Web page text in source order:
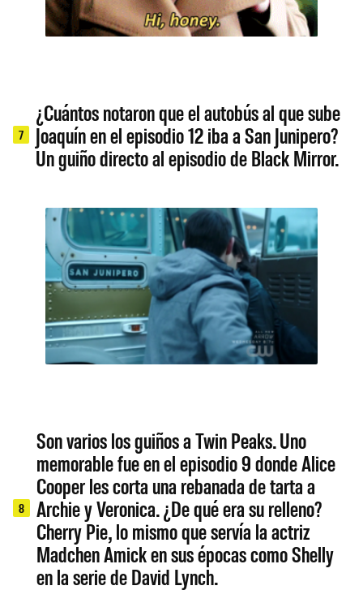
7
¿Cuántos notaron que el autobús al que sube
Joaquín en el episodio 12 iba a San Junipero?
Un guiño directo al episodio de Black Mirror.
8
Son varios los guiños a Twin Peaks. Uno
memorable fue en el episodio 9 donde Alice
Cooper les corta una rebanada de tarta a
Archie y Veronica. ¿De qué era su relleno?
Cherry Pie, lo mismo que servía la actriz
Madchen Amick en sus épocas como Shelly
en la serie de David Lynch.